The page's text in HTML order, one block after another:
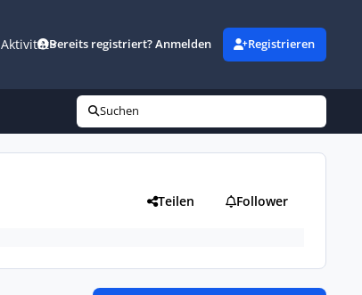
AktivitätBereits registriert? Anmelden Registrieren
Suchen
Teilen Follower